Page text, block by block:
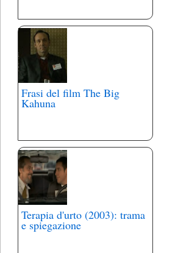
Frasi del film The Big
Kahuna
Terapia d'urto (2003): trama
e spiegazione